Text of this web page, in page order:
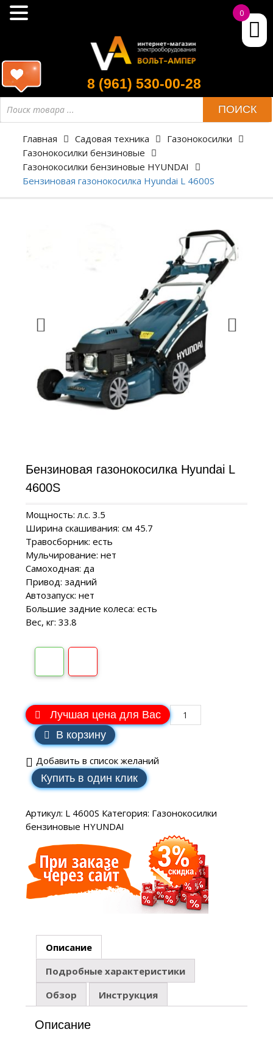
8 (961) 530-00-28
ПОИСК
Главная Садовая техника
Газонокосилки
Газонокосилки бензиновые
Газонокосилки бензиновые HYUNDAI
Бензиновая газонокосилка Hyundai L 4600S
Бензиновая газонокосилка Hyundai L
4600S
Мощность: л.с. 3.5
Ширина скашивания: см 45.7
Травосборник: есть
Мульчирование: нет
Самоходная: да
Привод: задний
Автозапуск: нет
Большие задние колеса: есть
Вес, кг: 33.8
Лучшая цена для Вас
В корзину
Добавить в список желаний
Купить в один клик
Артикул: L 4600S Категория: Газонокосилки
бензиновые HYUNDAI
Описание
Подробные характеристики
Обзор
Инструкция
Описание
0